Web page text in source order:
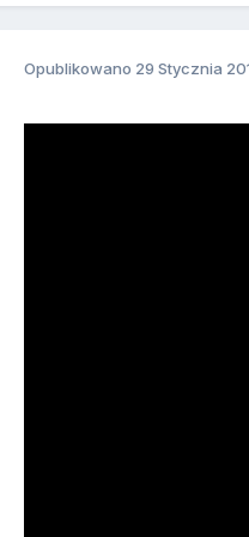
Opublikowano 29 Stycznia